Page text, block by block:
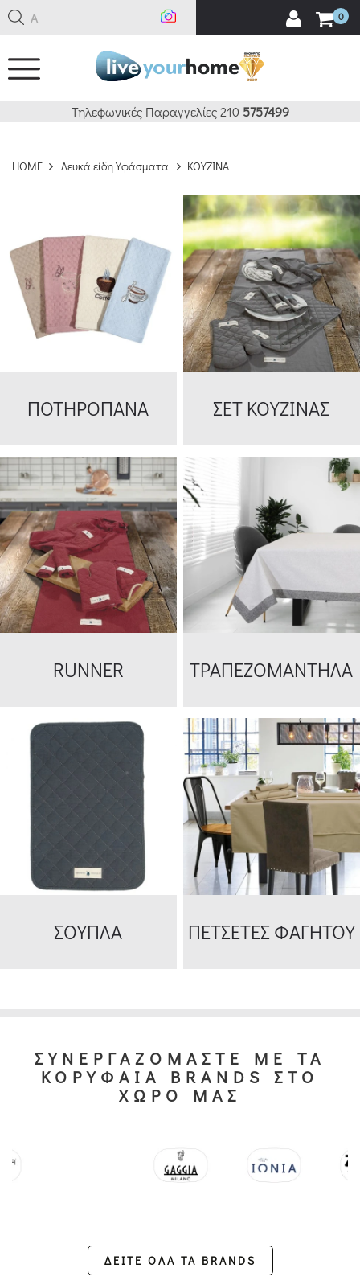
Αναζ 0
Τηλεφωνικές Παραγγελίες 210 5757499
HOME Λευκά είδη Υφάσματα ΚΟΥΖΙΝΑ
ΠΟΤΗΡΟΠΑΝΑ ΣΕΤ ΚΟΥΖΙΝΑΣ
RUNNER ΤΡΑΠΕΖΟΜΑΝΤΗΛΑ
ΣΟΥΠΛΑ ΠΕΤΣΕΤΕΣ ΦΑΓΗΤΟΥ
ΔΕΙΤΕ 202 ΠΡΟΪΟΝΤΑ
ΣΥΝΕΡΓΑΖΟΜΑΣΤΕ ΜΕ ΤΑ
ΚΟΡΥΦΑΙΑ BRANDS ΣΤΟ
ΧΩΡΟ ΜΑΣ
ΔΕΙΤΕ ΟΛΑ ΤΑ BRANDS